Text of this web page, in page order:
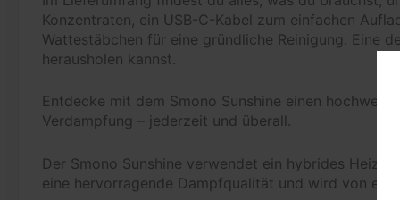
Konzentraten, ein USB-C-Kabel zum einfachen
Wattestäbchen für eine gründliche Reinigung. Eine
herausholen kannst.
Entdecke mit dem Smono Sunshine einen
Verdampfung – jederzeit und überall.
Der Smono Sunshine verwendet ein hybrides
eine hervorragende Dampfqualität und wird von